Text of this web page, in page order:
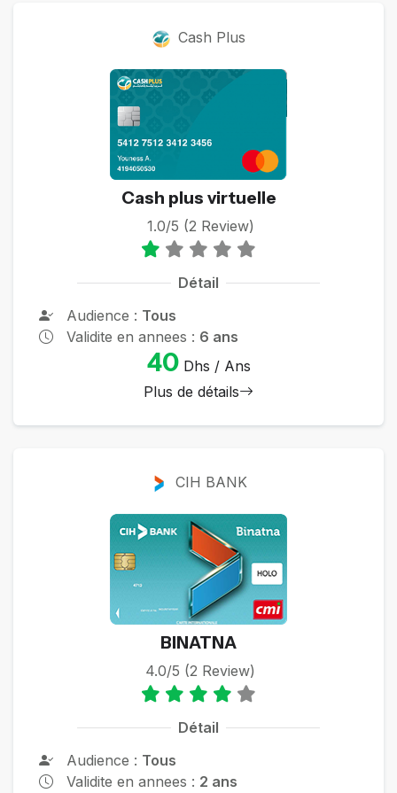
Cash Plus
Cash plus virtuelle
1.0/5 (2 Review)
Détail
Audience : Tous
Validite en annees : 6 ans
40Dhs / Ans
Plus de détails
CIH BANK
BINATNA
4.0/5 (2 Review)
Détail
Audience : Tous
Validite en annees : 2 ans